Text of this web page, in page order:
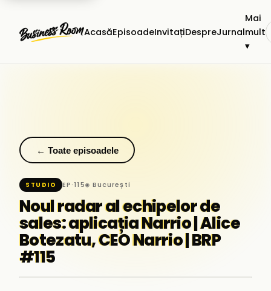
AcasăEpisoadeInvitațiDespreJurnal
Mai
mult
▾
← Toate episoadele
STUDIO EP·115◉ București
Noul radar al echipelor de
sales: aplicația Narrio | Alice
Botezatu, CEO Narrio | BRP
#115